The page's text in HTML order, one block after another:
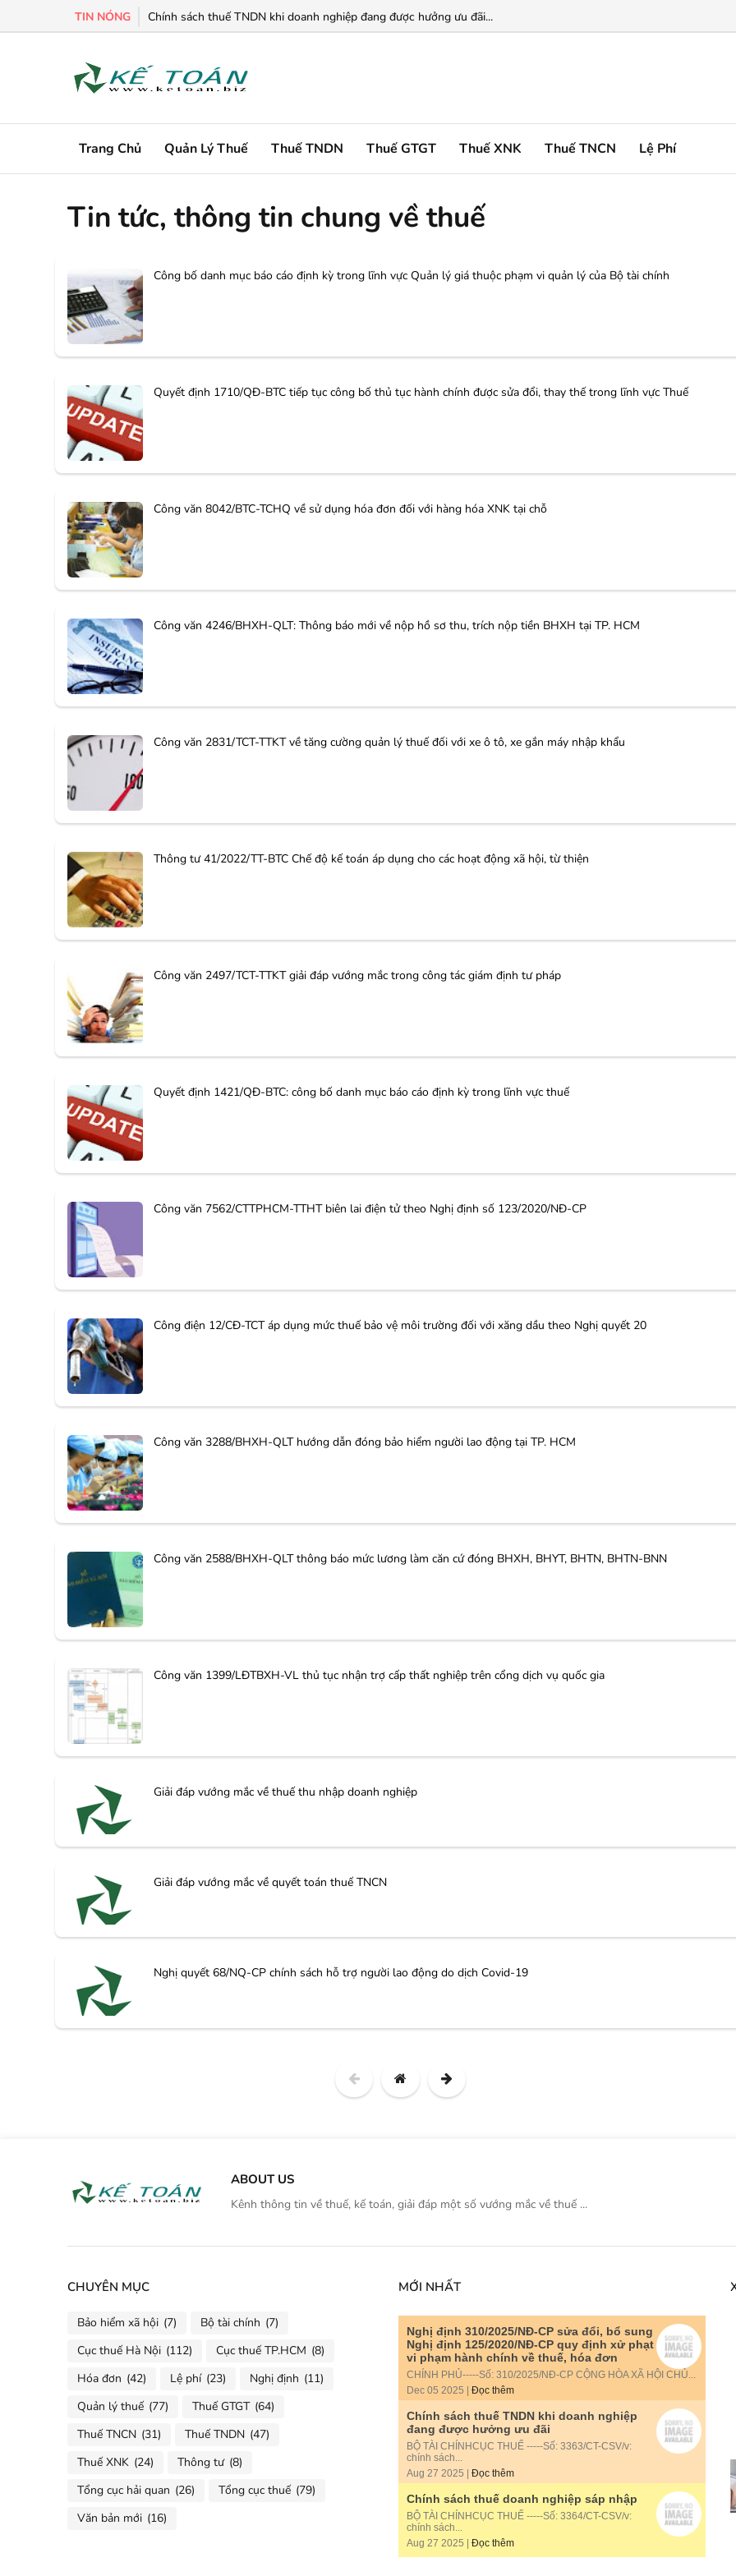
TIN NÓNG Chính sách thuế TNDN khi doanh nghiệp đang được hưởng ưu đãi...
Trang Chủ Quản Lý Thuế Thuế TNDN Thuế GTGT Thuế XNK Thuế TNCN Lệ Phí
Tin tức, thông tin chung về thuế
Công bố danh mục báo cáo định kỳ trong lĩnh vực Quản lý giá thuộc phạm vi quản lý của Bộ tài chính
Quyết định 1710/QĐ-BTC tiếp tục công bố thủ tục hành chính được sửa đổi, thay thế trong lĩnh vực Thuế
Công văn 8042/BTC-TCHQ về sử dụng hóa đơn đối với hàng hóa XNK tại chỗ
Công văn 4246/BHXH-QLT: Thông báo mới về nộp hồ sơ thu, trích nộp tiền BHXH tại TP. HCM
Công văn 2831/TCT-TTKT về tăng cường quản lý thuế đối với xe ô tô, xe gắn máy nhập khẩu
Thông tư 41/2022/TT-BTC Chế độ kế toán áp dụng cho các hoạt động xã hội, từ thiện
Công văn 2497/TCT-TTKT giải đáp vướng mắc trong công tác giám định tư pháp
Quyết định 1421/QĐ-BTC: công bố danh mục báo cáo định kỳ trong lĩnh vực thuế
Công văn 7562/CTTPHCM-TTHT biên lai điện tử theo Nghị định số 123/2020/NĐ-CP
Công điện 12/CĐ-TCT áp dụng mức thuế bảo vệ môi trường đối với xăng dầu theo Nghị quyết 20
Công văn 3288/BHXH-QLT hướng dẫn đóng bảo hiểm người lao động tại TP. HCM
Công văn 2588/BHXH-QLT thông báo mức lương làm căn cứ đóng BHXH, BHYT, BHTN, BHTN-BNN
Công văn 1399/LĐTBXH-VL thủ tục nhận trợ cấp thất nghiệp trên cổng dịch vụ quốc gia
Giải đáp vướng mắc về thuế thu nhập doanh nghiệp
Giải đáp vướng mắc về quyết toán thuế TNCN
Nghị quyết 68/NQ-CP chính sách hỗ trợ người lao động do dịch Covid-19
ABOUT US
Kênh thông tin về thuế, kế toán, giải đáp một số vướng mắc về thuế ...
CHUYÊN MỤC
Bảo hiểm xã hội (7) Bộ tài chính (7)
Cục thuế Hà Nội (112) Cục thuế TP.HCM (8)
Hóa đơn (42) Lệ phí (23) Nghị định (11)
Quản lý thuế (77) Thuế GTGT (64)
Thuế TNCN (31) Thuế TNDN (47)
Thuế XNK (24) Thông tư (8)
Tổng cục hải quan (26) Tổng cục thuế (79)
Văn bản mới (16)
MỚI NHẤT
Nghị định 310/2025/NĐ-CP sửa đổi, bổ sung
Nghị định 125/2020/NĐ-CP quy định xử phạt
vi phạm hành chính về thuế, hóa đơn
CHÍNH PHỦ-----Số: 310/2025/NĐ-CP CỘNG HÒA XÃ HỘI CHỦ...
Dec 05 2025 |Đọc thêm
Chính sách thuế TNDN khi doanh nghiệp
đang được hưởng ưu đãi
BỘ TÀI CHÍNHCỤC THUẾ -----Số: 3363/CT-CSV/v:
chính sách...
Aug 27 2025 |Đọc thêm
Chính sách thuế doanh nghiệp sáp nhập
BỘ TÀI CHÍNHCỤC THUẾ -----Số: 3364/CT-CSV/v:
chính sách...
Aug 27 2025 |Đọc thêm